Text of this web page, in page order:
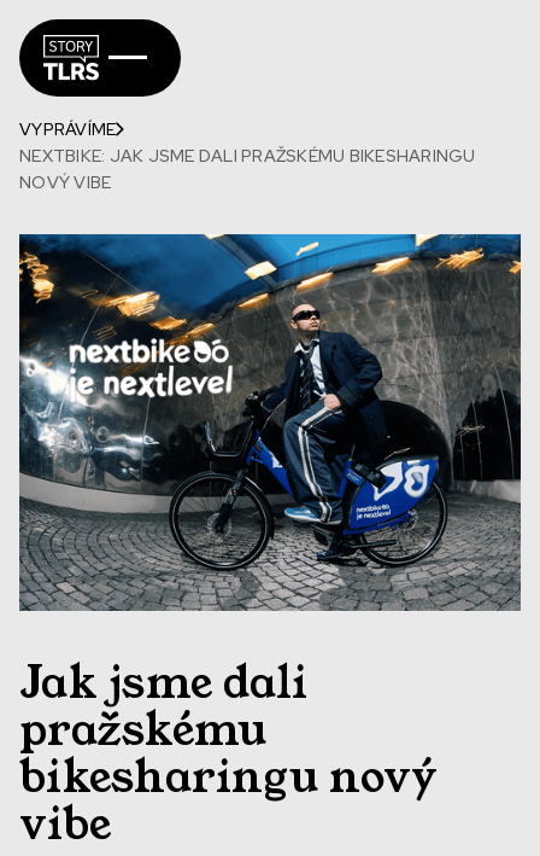
VYPRÁVÍME
NEXTBIKE: JAK JSME DALI PRAŽSKÉMU BIKESHARINGU
NOVÝ VIBE
Jak jsme dali
pražskému
bikesharingu nový
vibe